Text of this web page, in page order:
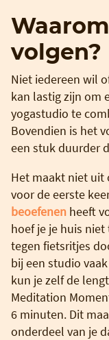
volgen?
Niet iedereen wil
kan lastig zijn om
yogastudio te
Bovendien is het
een stuk duurder
Het maakt niet uit
voor de eerste
beoefenen heeft
hoef je je huis niet
tegen fietsritjes
bij een studio
kun je zelf de
Meditation
6 minuten. Dit
onderdeel van je